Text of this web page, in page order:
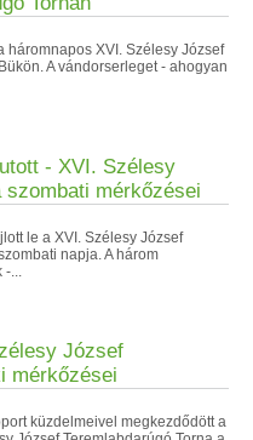
háromnapos XVI. Szélesy József
A vándorserleget - ahogyan
- XVI. Szélesy
szombati mérkőzései
le a XVI. Szélesy József
napja. A három
-...
József
mérkőzései
küzdelmeivel megkezdődött a